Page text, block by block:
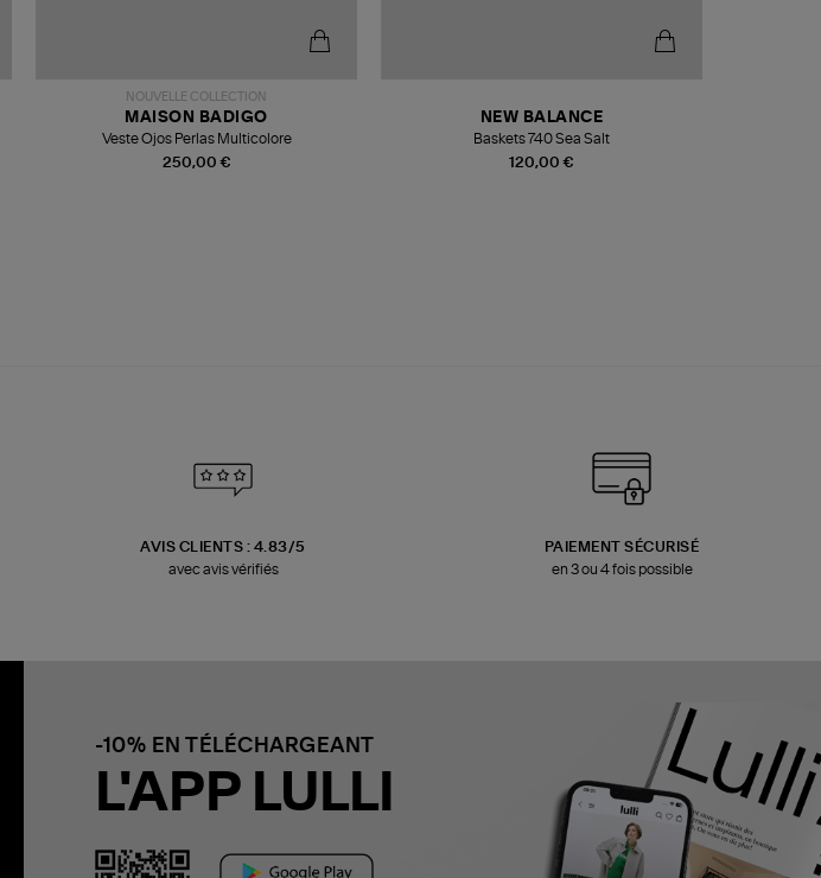
NOUVELLE COLLECTION
250,00 €
MAISON BADIGO
Veste Ojos Perlas Multicolore
120,00 €
NEW BALANCE
Baskets 740 Sea Salt
AVIS CLIENTS : 4.83/5
avec avis vérifiés
PAIEMENT SÉCURISÉ
en 3 ou 4 fois possible
-10% EN TÉLÉCHARGEANT
L'APP LULLI